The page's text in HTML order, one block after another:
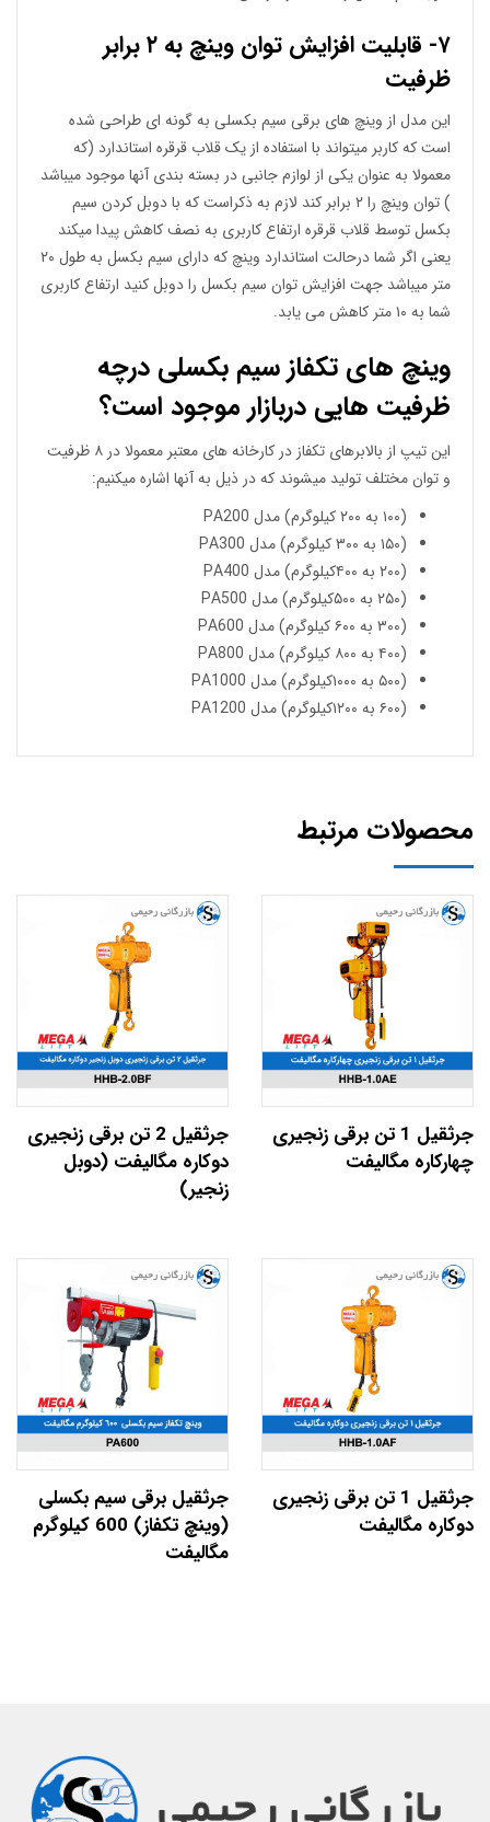
۷- قابلیت افزایش توان وینچ به ۲ برابر
ظرفیت
این مدل از وینچ های برقی سیم بکسلی به گونه ای طراحی شده
است که کاربر میتواند با استفاده از یک قلاب قرقره استاندارد (که
معمولا به عنوان یکی از لوازم جانبی در بسته بندی آنها موجود میباشد
) توان وینچ را ۲ برابر کند لازم به ذکراست که با دوبل کردن سیم
بکسل توسط قلاب قرقره ارتفاع کاربری به نصف کاهش پیدا میکند
یعنی اگر شما درحالت استاندارد وینچ که دارای سیم بکسل به طول ۲۰
متر میباشد جهت افزایش توان سیم بکسل را دوبل کنید ارتفاع کاربری
شما به ۱۰ متر کاهش می یابد.
وینچ های تکفاز سیم بکسلی درچه
ظرفیت هایی دربازار موجود است؟
این تیپ از بالابرهای تکفاز در کارخانه های معتبر معمولا در ۸ ظرفیت
و توان مختلف تولید میشوند که در ذیل به آنها اشاره میکنیم:
(۱۰۰ به ۲۰۰ کیلوگرم) مدل PA200
(۱۵۰ به ۳۰۰ کیلوگرم) مدل PA300
(۲۰۰ به ۴۰۰کیلوگرم) مدل PA400
(۲۵۰ به ۵۰۰کیلوگرم) مدل PA500
(۳۰۰ به ۶۰۰ کیلوگرم) مدل PA600
(۴۰۰ به ۸۰۰ کیلوگرم) مدل PA800
(۵۰۰ به ۱۰۰۰کیلوگرم) مدل PA1000
(۶۰۰ به ۱۲۰۰کیلوگرم) مدل PA1200
محصولات مرتبط
جرثقیل 1 تن برقی زنجیری
چهارکاره مگالیفت
جرثقیل 2 تن برقی زنجیری
دوکاره مگالیفت (دوبل
زنجیر)
جرثقیل 1 تن برقی زنجیری
دوکاره مگالیفت
جرثقیل برقی سیم بکسلی
(وینچ تکفاز) 600 کیلوگرم
مگالیفت